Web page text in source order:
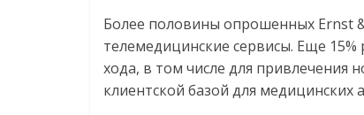
Более половины опрошенных Ernst
телемедицинские сервисы. Еще
хода, в том числе для привлечения
клиентской базой для медицинских